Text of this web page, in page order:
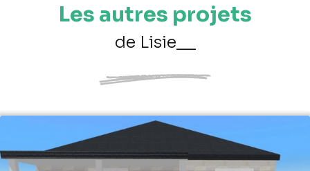
Les autres projets
de Lisie__